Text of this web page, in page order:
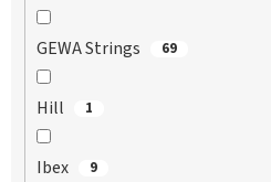
GEWA Strings 69
Hill 1
Ibex 9